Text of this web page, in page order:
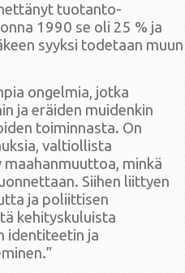
tuotanto-
1990 se oli 25 % ja
syyksi todetaan muun
ongelmia, jotka
ja eräiden muidenkin
toiminnasta. On
valtiollista
minkä
Siihen liittyen
ja poliittisen
kehityskuluista
identiteetin ja